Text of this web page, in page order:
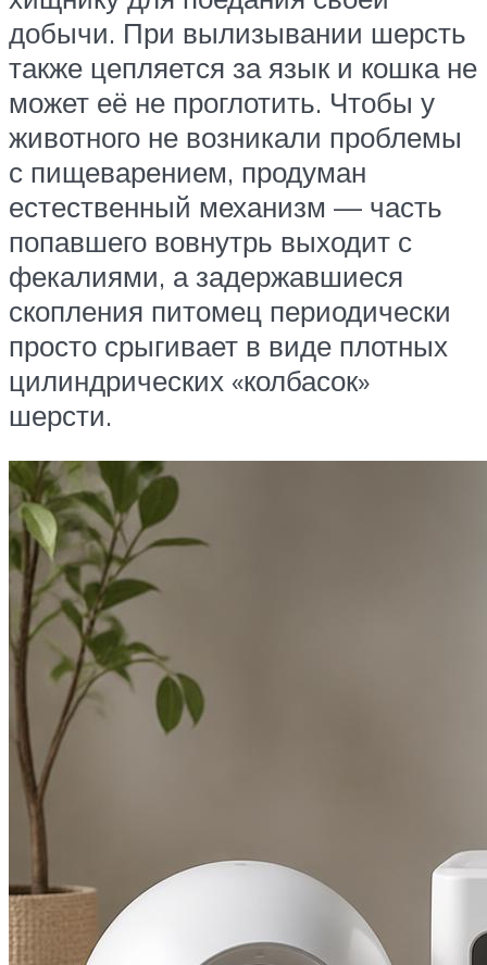
добычи. При вылизывании шерсть
также цепляется за язык и кошка не
может её не проглотить. Чтобы у
животного не возникали проблемы
с пищеварением, продуман
естественный механизм — часть
попавшего вовнутрь выходит с
фекалиями, а задержавшиеся
скопления питомец периодически
просто срыгивает в виде плотных
цилиндрических «колбасок»
шерсти.